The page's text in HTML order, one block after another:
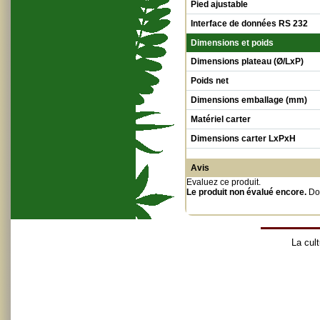
Pied ajustable
Interface de données RS 232
Dimensions et poids
Dimensions plateau (Ø/LxP)
Poids net
Dimensions emballage (mm)
Matériel carter
Dimensions carter LxPxH
Avis
Evaluez ce produit.
Le produit non évalué encore.
La